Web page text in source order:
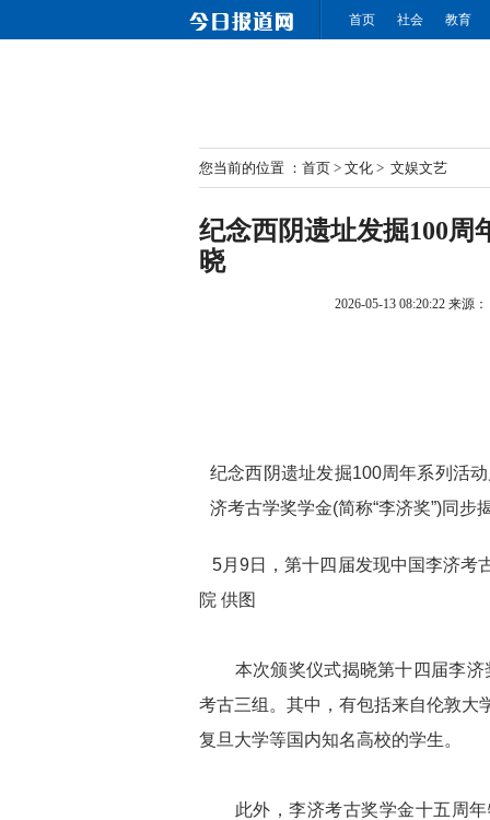
首页 社会 教育
您当前的位置 ： 首页 > 文化 > 文娱文艺
纪念西阴遗址发掘100周
晓
2026-05-13 08:20:22 来源：
纪念西阴遗址发掘100周年系列活
济考古学奖学金(简称“李济奖”)同步
5月9日，第十四届发现中国李济考
院 供图
本次颁奖仪式揭晓第十四届李济
考古三组。其中，有包括来自伦敦大
复旦大学等国内知名高校的学生。
此外，李济考古奖学金十五周年